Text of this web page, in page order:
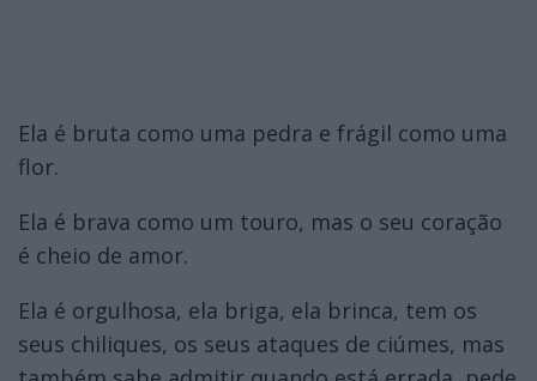
Ela é bruta como uma pedra e frágil como uma
flor.
Ela é brava como um touro, mas o seu coração
é cheio de amor.
Ela é orgulhosa, ela briga, ela brinca, tem os
seus chiliques, os seus ataques de ciúmes, mas